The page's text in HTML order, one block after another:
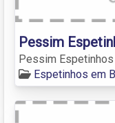
Pessim
Pessim Espetinhos
Espetinhos em